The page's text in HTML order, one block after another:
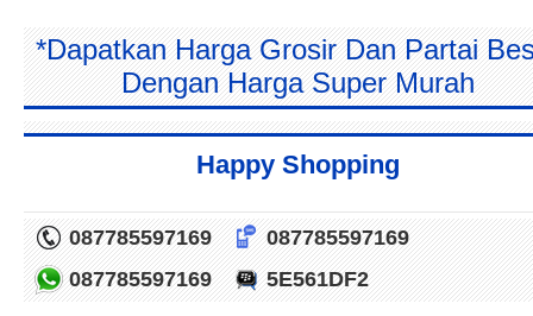
*Dapatkan Harga Grosir Dan Partai
Dengan Harga Super Murah
Happy Shopping
087785597169
087785597169
087785597169
5E561DF2